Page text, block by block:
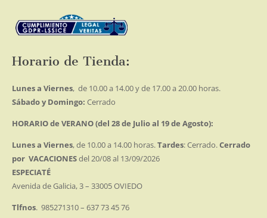
Horario de Tienda:
Lunes a Viernes, de 10.00 a 14.00 y de 17.00 a 20.00 horas.
Sábado y Domingo: Cerrado
HORARIO de VERANO (del 28 de Julio al 19 de Agosto):
Lunes a Viernes, de 10.00 a 14.00 horas.Tardes: Cerrado.Cerrado
por VACACIONESdel 20/08 al 13/09/2026
ESPECIATÉ
Avenida de Galicia, 3 – 33005 OVIEDO
Tlfnos. 985271310 – 637 73 45 76